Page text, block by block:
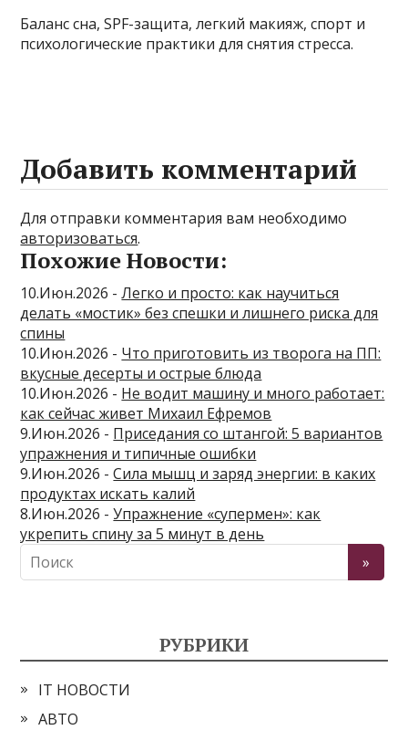
Баланс сна, SPF-защита, легкий макияж, спорт и
психологические практики для снятия стресса.
Добавить комментарий
Для отправки комментария вам необходимо
авторизоваться.
Похожие Новости:
10.Июн.2026 -Легко и просто: как научиться
делать «мостик» без спешки и лишнего риска для
спины
10.Июн.2026 - Что приготовить из творога на ПП:
вкусные десерты и острые блюда
10.Июн.2026 - Не водит машину и много работает:
как сейчас живет Михаил Ефремов
9.Июн.2026 - Приседания со штангой: 5 вариантов
упражнения и типичные ошибки
9.Июн.2026 -Сила мышц и заряд энергии: в каких
продуктах искать калий
8.Июн.2026 -Упражнение «супермен»: как
укрепить спину за 5 минут в день
РУБРИКИ
IT НОВОСТИ
АВТО